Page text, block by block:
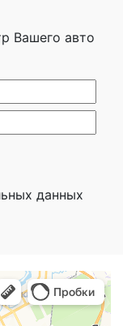
Вашего авто
данных